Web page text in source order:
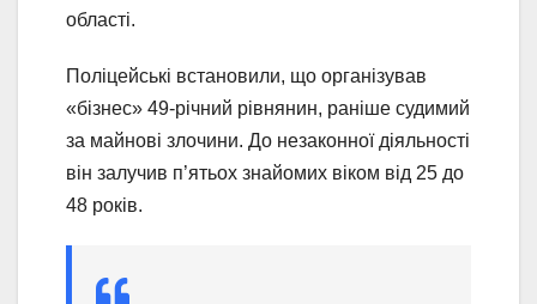
області.
Поліцейські встановили, що організував
«бізнес» 49-річний рівнянин, раніше судимий
за майнові злочини. До незаконної діяльності
він залучив п’ятьох знайомих віком від 25 до
48 років.